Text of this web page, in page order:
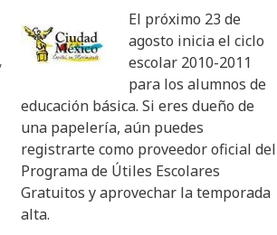
,
El próximo 23 de
agosto inicia el ciclo
escolar 2010-2011
para los alumnos de
educación básica. Si eres dueño de
una papelería, aún puedes
registrarte como proveedor oficial del
Programa de Útiles Escolares
Gratuitos y aprovechar la temporada
alta.